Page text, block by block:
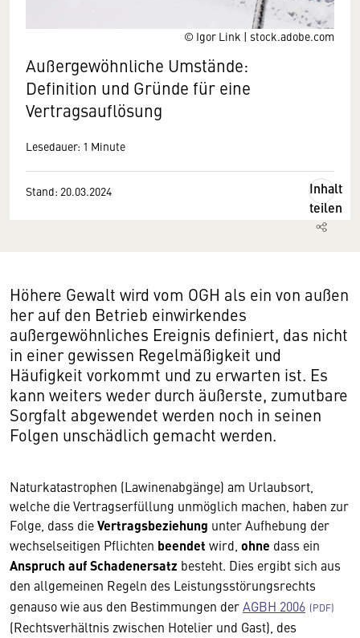
© Igor Link | stock.adobe.com
Außergewöhnliche Umstände:
Definition und Gründe für eine
Vertragsauflösung
Lesedauer: 1 Minute
Stand: 20.03.2024
Inhalt
teilen
Höhere Gewalt wird vom OGH als ein von außen
her auf den Betrieb einwirkendes
außergewöhnliches Ereignis definiert, das nicht
in einer gewissen Regelmäßigkeit und
Häufigkeit vorkommt und zu erwarten ist. Es
kann weiters weder durch äußerste, zumutbare
Sorgfalt abgewendet werden noch in seinen
Folgen unschädlich gemacht werden.
Naturkatastrophen (Lawinenabgänge) am Urlaubsort,
welche die Vertragserfüllung unmöglich machen, haben zur
Folge, dass dieVertragsbeziehung unter Aufhebung der
wechselseitigen Pflichten beendet wird, ohne dass ein
Anspruch auf Schadenersatz besteht. Dies ergibt sich aus
den allgemeinen Regeln des Leistungsstörungsrechts
genauso wie aus den Bestimmungen derAGBH 2006
(Rechtsverhältnis zwischen Hotelier und Gast), des